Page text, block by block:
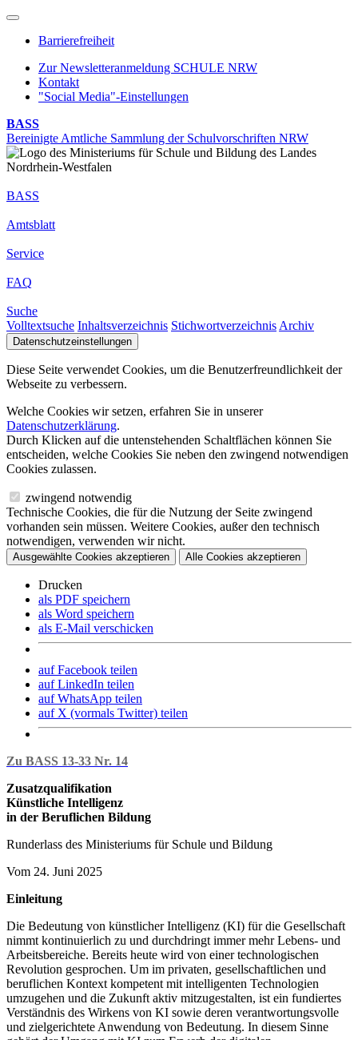
Barrierefreiheit
Zur Newsletteranmeldung SCHULE NRW
Kontakt
"Social Media"-Einstellungen
BASS
Bereinigte Amtliche Sammlung der Schulvorschriften NRW
BASS
Amtsblatt
Service
FAQ
Suche
Volltextsuche Inhaltsverzeichnis Stichwortverzeichnis Archiv
Datenschutzeinstellungen
Diese Seite verwendet Cookies, um die Benutzerfreundlichkeit der
Webseite zu verbessern.
Welche Cookies wir setzen, erfahren Sie in unserer
Datenschutzerklärung.
Durch Klicken auf die untenstehenden Schaltflächen können Sie
entscheiden, welche Cookies Sie neben den zwingend notwendigen
Cookies zulassen.
zwingend notwendig
Technische Cookies, die für die Nutzung der Seite zwingend
vorhanden sein müssen. Weitere Cookies, außer den technisch
notwendigen, verwenden wir nicht.
Ausgewählte Cookies akzeptieren Alle Cookies akzeptieren
Drucken
als PDF speichern
als Word speichern
als E-Mail verschicken
auf Facebook teilen
auf LinkedIn teilen
auf WhatsApp teilen
auf X (vormals Twitter) teilen
Zu BASS 13-33 Nr. 14
Zusatzqualifikation
Künstliche Intelligenz
in der Beruflichen Bildung
Runderlass des Ministeriums für Schule und Bildung
Vom 24. Juni 2025
Einleitung
Die Bedeutung von künstlicher Intelligenz (KI) für die Gesellschaft
nimmt kontinuierlich zu und durchdringt immer mehr Lebens- und
Arbeitsbereiche. Bereits heute wird von einer technologischen
Revolution gesprochen. Um im privaten, gesellschaftlichen und
beruflichen Kontext kompetent mit intelligenten Technologien
umzugehen und die Zukunft aktiv mitzugestalten, ist ein fundiertes
Verständnis des Wirkens von KI sowie deren verantwortungsvolle
und zielgerichtete Anwendung von Bedeutung. In diesem Sinne